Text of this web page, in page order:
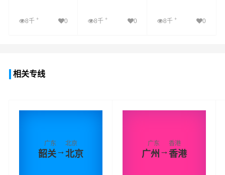
8千 + 0 8千+ 0 8千 + 0
相关专线
广东
韶关→
北京
北京
广东
广州 →
香港
香港